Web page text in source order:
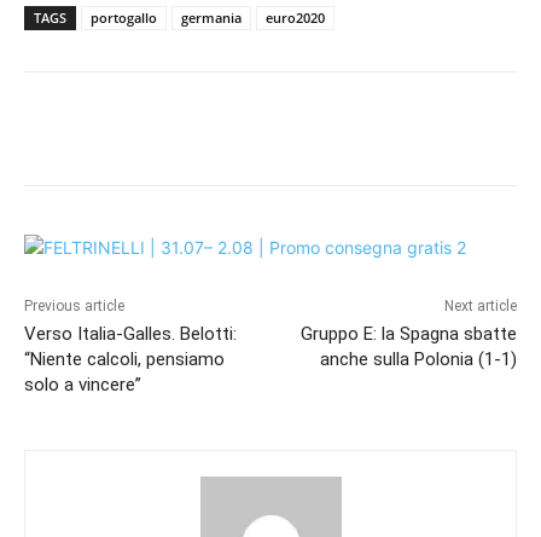
TAGS portogallo germania euro2020
Previous article
Verso Italia-Galles. Belotti:
“Niente calcoli, pensiamo
solo a vincere”
Next article
Gruppo E: la Spagna sbatte
anche sulla Polonia (1-1)